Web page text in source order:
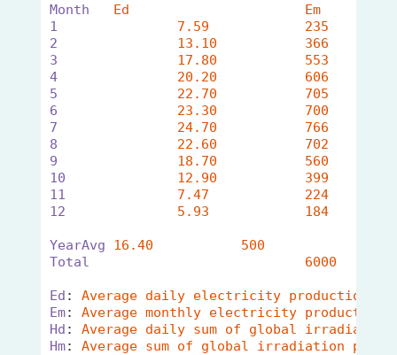
Month
1
2
3
4
5
6
7
8
9
10
11
12
YearAvg
Total
Ed : Average daily electricity production
Em: Average monthly electricity production
Hd : Average daily sum of global irradiation
Hm: Average sum of global irradiation per